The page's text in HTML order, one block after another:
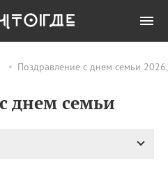
Поздравление с днем семьи
днем семьи
ПРАЗДНИКИ Все
09.08 День памяти жертв